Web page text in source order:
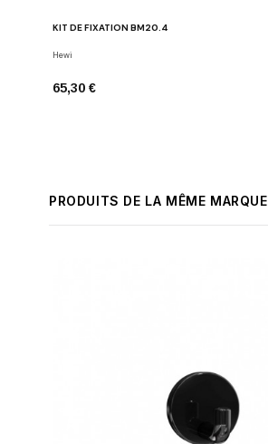
KIT DE FIXATION BM20.4
Hewi
65,30 €
PRODUITS DE LA MÊME MARQUE